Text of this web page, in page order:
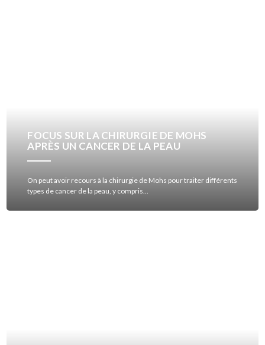
FOCUS SUR LA CHIRURGIE DE MOHS
APRÈS UN CANCER DE LA PEAU
On peut avoir recours à la chirurgie de Mohs pour traiter différents
types de cancer de la peau, y compris...